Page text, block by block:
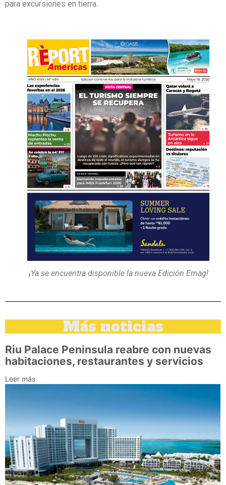
para excursiones en tierra.
¡Ya se encuentra disponible la nueva Edición Emag!
Más noticias
Riu Palace Peninsula reabre con nuevas
habitaciones, restaurantes y servicios
Leer más